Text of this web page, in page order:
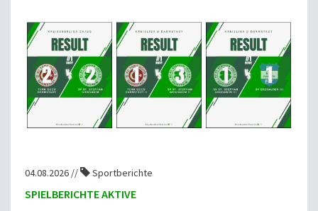
04.08.2026 // Sportberichte
SPIELBERICHTE AKTIVE